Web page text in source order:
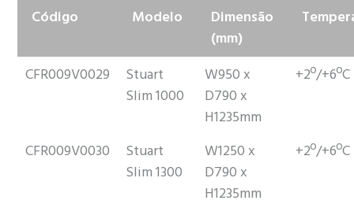
Código Modelo
Dimensão
(mm)
CFR009V0029
Stuart
Slim 1000
W950 x
D790 x
H1235mm
+2º/+6ºC
CFR009V0030
Stuart
Slim 1300
W1250 x
D790 x
H1235mm
+2º/+6ºC